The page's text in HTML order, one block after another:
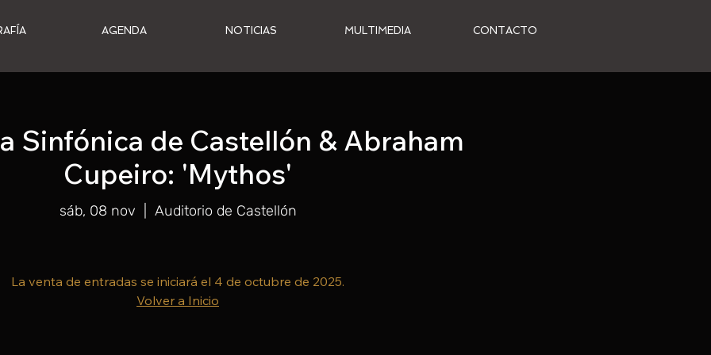
AGENDA NOTICIAS MULTIMEDIA CONTACTO
Sinfónica de Castellón & Abraham
Cupeiro: 'Mythos'
sáb, 08 nov Auditorio de Castellón
La venta de entradas se iniciará el 4 de octubre de 2025.
Volver a Inicio